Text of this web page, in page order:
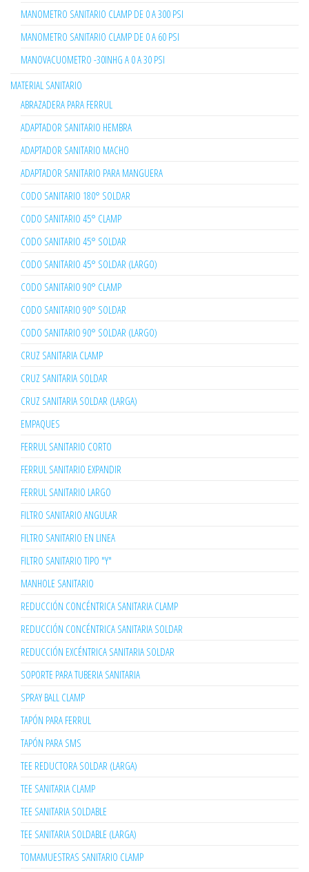
MANOMETRO SANITARIO CLAMP DE 0 A 300 PSI
MANOMETRO SANITARIO CLAMP DE 0 A 60 PSI
MANOVACUOMETRO -30INHG A 0 A 30 PSI
MATERIAL SANITARIO
ABRAZADERA PARA FERRUL
ADAPTADOR SANITARIO HEMBRA
ADAPTADOR SANITARIO MACHO
ADAPTADOR SANITARIO PARA MANGUERA
CODO SANITARIO 180° SOLDAR
CODO SANITARIO 45° CLAMP
CODO SANITARIO 45° SOLDAR
CODO SANITARIO 45° SOLDAR (LARGO)
CODO SANITARIO 90° CLAMP
CODO SANITARIO 90° SOLDAR
CODO SANITARIO 90° SOLDAR (LARGO)
CRUZ SANITARIA CLAMP
CRUZ SANITARIA SOLDAR
CRUZ SANITARIA SOLDAR (LARGA)
EMPAQUES
FERRUL SANITARIO CORTO
FERRUL SANITARIO EXPANDIR
FERRUL SANITARIO LARGO
FILTRO SANITARIO ANGULAR
FILTRO SANITARIO EN LINEA
FILTRO SANITARIO TIPO "Y"
MANHOLE SANITARIO
REDUCCIÓN CONCÉNTRICA SANITARIA CLAMP
REDUCCIÓN CONCÉNTRICA SANITARIA SOLDAR
REDUCCIÓN EXCÉNTRICA SANITARIA SOLDAR
SOPORTE PARA TUBERIA SANITARIA
SPRAY BALL CLAMP
TAPÓN PARA FERRUL
TAPÓN PARA SMS
TEE REDUCTORA SOLDAR (LARGA)
TEE SANITARIA CLAMP
TEE SANITARIA SOLDABLE
TEE SANITARIA SOLDABLE (LARGA)
TOMAMUESTRAS SANITARIO CLAMP